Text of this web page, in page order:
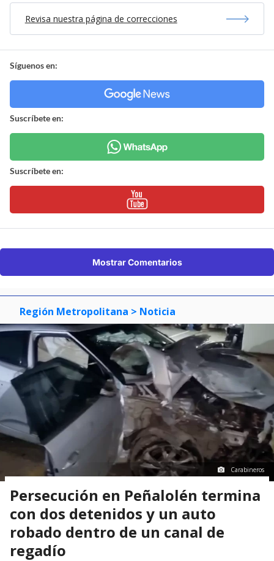
Revisa nuestra página de correcciones
Síguenos en:
Suscríbete en:
Suscríbete en:
Mostrar Comentarios
Región Metropolitana > Noticia
Carabineros
Persecución en Peñalolén termina
con dos detenidos y un auto
robado dentro de un canal de
regadío